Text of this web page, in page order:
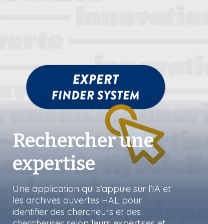
Rechercher une
expertise
Une application qui s’appuie sur l'IA et
les archives ouvertes HAL pour
identifier des chercheurs et des